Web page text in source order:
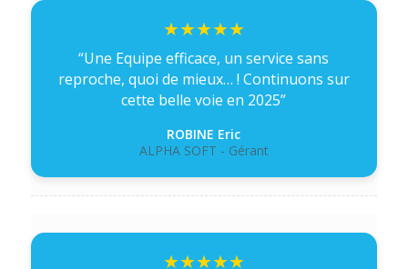
“Une Equipe efficace, un service sans
reproche, quoi de mieux… ! Continuons sur
cette belle voie en 2025”
ROBINE Eric
ALPHA SOFT - Gérant